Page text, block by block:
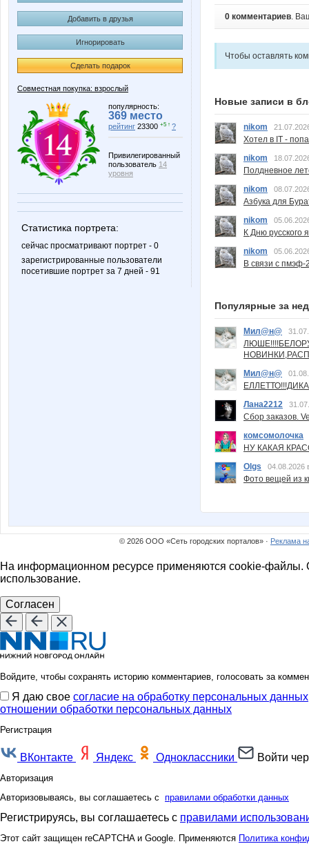
Добавить в друзья
Игнорировать
Сделать подарок
Совместная покупка: взрослый
популярность:
369 место
рейтинг 23300 +5 ↑ ?
Привилегированный
пользователь 14
уровня
Статистика портрета:
сейчас просматривают портрет - 0
зарегистрированные пользователи
посетившие портрет за 7 дней - 91
0 комментариев.
Чтобы оставлять
Новые записи в
nikom
Хотел в IT -
nikom
Полдневное
nikom
Азбука для
nikom
К Дню русского
nikom
В связи с пмэф-
Популярные за
Мил@н@
Мил@н@
Лана2212
Сбор заказов.
комсомолочка
НУ КАКАЯ
Olgs
04.08.2026
Фото вещей из
© 2026 ООО «Сеть городских порталов» · Реклама
На информационном ресурсе применяются cookie-файлы.
использование.
Согласен
Войдите, чтобы сохранять историю комментариев, голосовать за
Я даю свое согласие на обработку персональных данных
отношении обработки персональных данных
Регистрация
ВКонтакте Яндекс Одноклассники Войти
Авторизация
Авторизовываясь, вы соглашаетесь с правилами обработки данных
Регистрируясь, вы соглашаетесь с правилами
Этот сайт защищен reCAPTCHA и Google. Применяются Политика